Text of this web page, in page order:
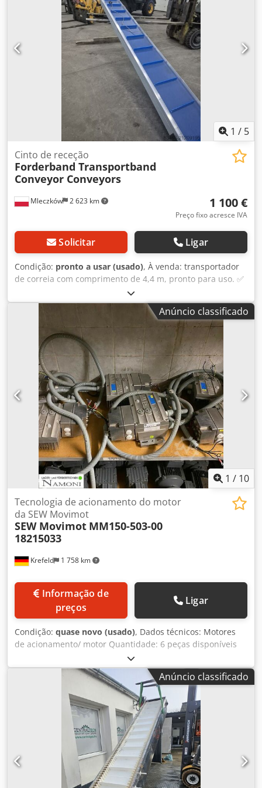
1 / 5
Mleczków 2 623 km
Cinto de receção
Forderband Transportband
Conveyor Conveyors
1 100 €
Preço fixo acresce IVA
Solicitar Ligar
Condição: pronto a usar (usado), À venda: transportador
de correia com comprimento de 4,4 m, pronto para uso. ✅
Comprimento: 4,4 m ✅ Largura da correia: 0,4 m ✅
Possibilidade de organizar transporte Dsdpfx Ajyikdnjb
Usck ✅ Grande variedade de transportadores disponíveis
no pátio Entre em contato. Ajudamos a escolher o
transportador adequado às suas necessidades.
Anúncio classificado
1 / 10
Krefeld 1 758 km
Tecnologia de acionamento do motor
da SEW Movimot
SEW Movimot MM150-503-00
18215033
preços
Ligar
Condição: quase novo (usado), Dados técnicos: Motores
de acionamento/ motor Quantidade: 6 peças disponíveis
Fabricante: SEW Movimot Tipo: MM150-503-00 18215033
condição: usado, não usado Saída: KW 1,5 Soluções
personalizadas para a sua intralogística Dsdpfxjf N Hf Ss
Ab Ueck Para transportadores de rolos, transportadores de
correia, transportadores inclinados ou telescópios para
carregar e descarregar a sua mercadoria, somos o seu
parceiro competente! Temos o prazer de lhe fazer uma
oferta individual ou aconselhá-lo sobre as questões de
concepção ou instalação. Basta informar-nos sobre as suas
necessidades e as condições locais. Aproveite a nossa
experiência de muitos anos e a nossa excelente rede de
Anúncio classificado